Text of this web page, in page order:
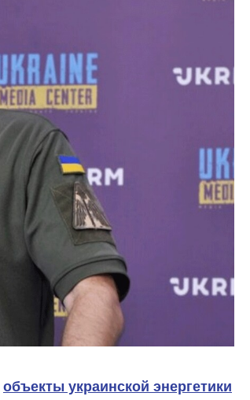
объекты украинской энергетики